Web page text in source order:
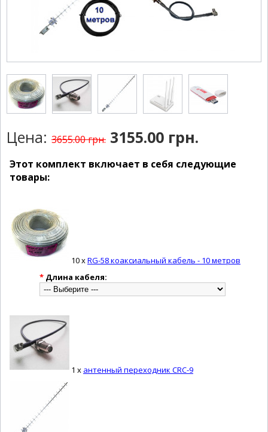
Цена: 3655.00 грн. 3155.00 грн.
Этот комплект включает в себя следующие
товары:
10 xRG-58 коаксиальный кабель - 10 метров
* Длина кабеля:
1 x антенный переходник CRC-9